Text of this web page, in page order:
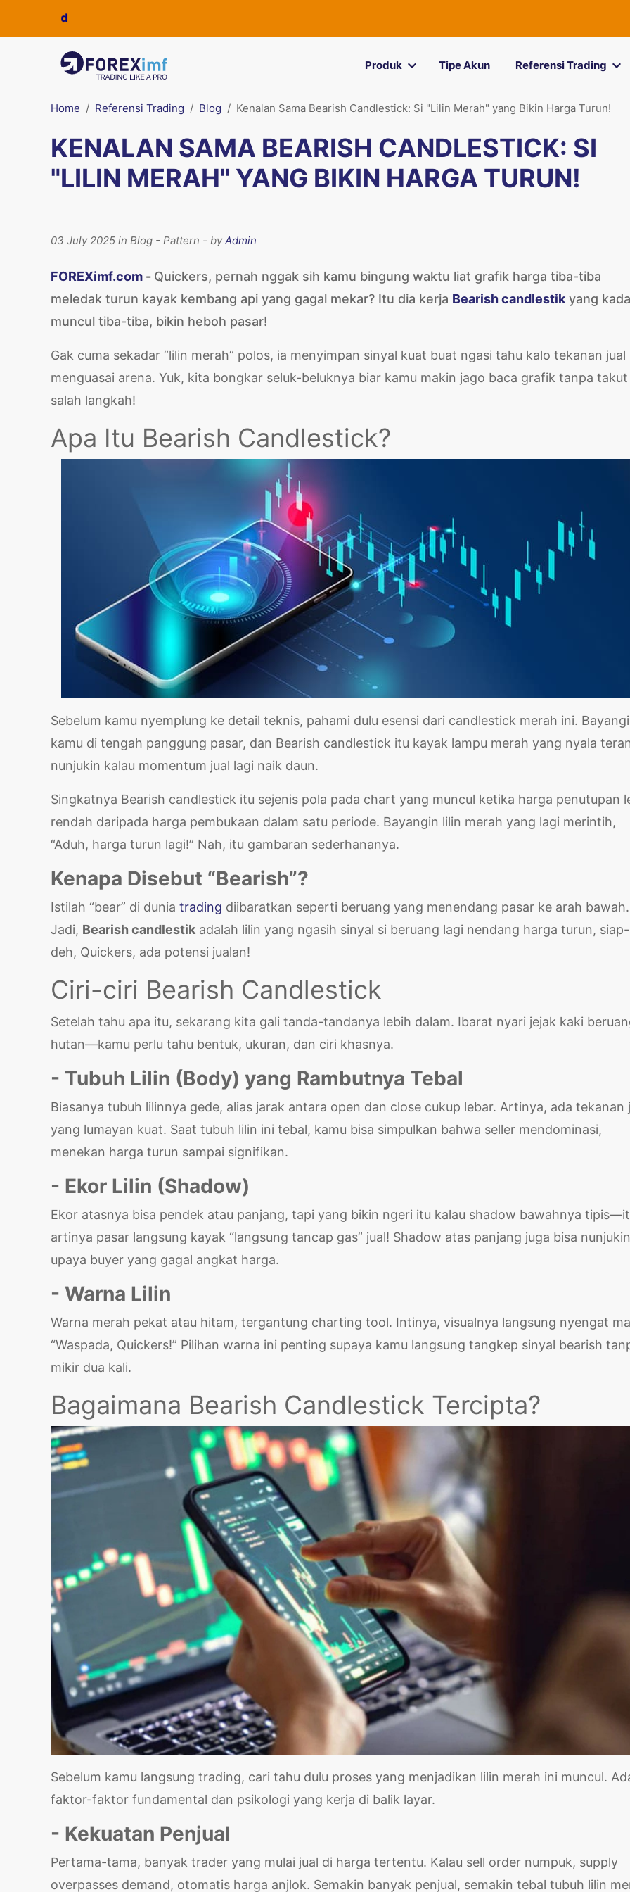
Produk Tipe Akun Referensi Trading
Home Referensi Trading Blog Kenalan Sama Bearish Candlestick: Si "Lilin Merah" yang Bikin Harga Turun!
KENALAN SAMA BEARISH CANDLESTICK: SI
"LILIN MERAH" YANG BIKIN HARGA TURUN!
03 July 2025 in Blog - Pattern - byAdmin
FOREXimf.com - Quickers, pernah nggak sih kamu bingung waktu liat grafik harga tiba-tiba
meledak turun kayak kembang api yang gagal mekar? Itu dia kerja Bearish candlestik yang
muncul tiba-tiba, bikin heboh pasar!
Gak cuma sekadar “lilin merah” polos, ia menyimpan sinyal kuat buat ngasi tahu kalo tekanan jual
menguasai arena. Yuk, kita bongkar seluk-beluknya biar kamu makin jago baca grafik tanpa takut
salah langkah!
Apa Itu Bearish Candlestick?
Sebelum kamu nyemplung ke detail teknis, pahami dulu esensi dari candlestick merah ini.
kamu di tengah panggung pasar, dan Bearish candlestick itu kayak lampu merah yang nyala
nunjukin kalau momentum jual lagi naik daun.
Singkatnya Bearish candlestick itu sejenis pola pada chart yang muncul ketika harga penutupan
rendah daripada harga pembukaan dalam satu periode. Bayangin lilin merah yang lagi merintih,
“Aduh, harga turun lagi!” Nah, itu gambaran sederhananya.
Kenapa Disebut “Bearish”?
Istilah “bear” di dunia trading diibaratkan seperti beruang yang menendang pasar ke arah bawah.
Jadi, Bearish candlestik adalah lilin yang ngasih sinyal si beruang lagi nendang harga turun,
deh, Quickers, ada potensi jualan!
Ciri-ciri Bearish Candlestick
Setelah tahu apa itu, sekarang kita gali tanda-tandanya lebih dalam. Ibarat nyari jejak kaki
hutan—kamu perlu tahu bentuk, ukuran, dan ciri khasnya.
- Tubuh Lilin (Body) yang Rambutnya Tebal
Biasanya tubuh lilinnya gede, alias jarak antara open dan close cukup lebar. Artinya, ada tekanan
yang lumayan kuat. Saat tubuh lilin ini tebal, kamu bisa simpulkan bahwa seller mendominasi,
menekan harga turun sampai signifikan.
- Ekor Lilin (Shadow)
Ekor atasnya bisa pendek atau panjang, tapi yang bikin ngeri itu kalau shadow bawahnya
artinya pasar langsung kayak “langsung tancap gas” jual! Shadow atas panjang juga bisa nunjukin
upaya buyer yang gagal angkat harga.
- Warna Lilin
Warna merah pekat atau hitam, tergantung charting tool. Intinya, visualnya langsung nyengat
“Waspada, Quickers!” Pilihan warna ini penting supaya kamu langsung tangkep sinyal bearish
mikir dua kali.
Bagaimana Bearish Candlestick Tercipta?
Sebelum kamu langsung trading, cari tahu dulu proses yang menjadikan lilin merah ini muncul.
faktor-faktor fundamental dan psikologi yang kerja di balik layar.
- Kekuatan Penjual
Pertama-tama, banyak trader yang mulai jual di harga tertentu. Kalau sell order numpuk, supply
overpasses demand, otomatis harga anjlok. Semakin banyak penjual, semakin tebal tubuh lilin